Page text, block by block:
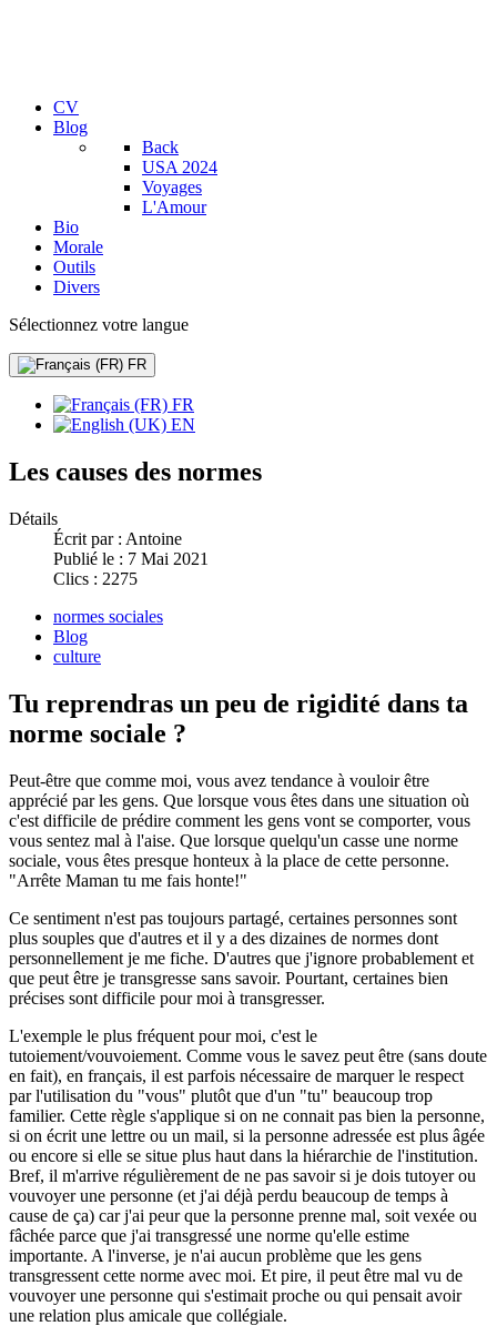
CV
Blog
Back
USA 2024
Voyages
L'Amour
Bio
Morale
Outils
Divers
Sélectionnez votre langue
FR
FR
EN
Les causes des normes
Détails
Écrit par : Antoine
Publié le : 7 Mai 2021
Clics : 2275
normes sociales
Blog
culture
Tu reprendras un peu de rigidité dans ta
norme sociale ?
Peut-être que comme moi, vous avez tendance à vouloir être
apprécié par les gens. Que lorsque vous êtes dans une situation où
c'est difficile de prédire comment les gens vont se comporter, vous
vous sentez mal à l'aise. Que lorsque quelqu'un casse une norme
sociale, vous êtes presque honteux à la place de cette personne.
"Arrête Maman tu me fais honte!"
Ce sentiment n'est pas toujours partagé, certaines personnes sont
plus souples que d'autres et il y a des dizaines de normes dont
personnellement je me fiche. D'autres que j'ignore probablement et
que peut être je transgresse sans savoir. Pourtant, certaines bien
précises sont difficile pour moi à transgresser.
L'exemple le plus fréquent pour moi, c'est le
tutoiement/vouvoiement. Comme vous le savez peut être (sans doute
en fait), en français, il est parfois nécessaire de marquer le respect
par l'utilisation du "vous" plutôt que d'un "tu" beaucoup trop
familier. Cette règle s'applique si on ne connait pas bien la personne,
si on écrit une lettre ou un mail, si la personne adressée est plus âgée
ou encore si elle se situe plus haut dans la hiérarchie de l'institution.
Bref, il m'arrive régulièrement de ne pas savoir si je dois tutoyer ou
vouvoyer une personne (et j'ai déjà perdu beaucoup de temps à
cause de ça) car j'ai peur que la personne prenne mal, soit vexée ou
fâchée parce que j'ai transgressé une norme qu'elle estime
importante. A l'inverse, je n'ai aucun problème que les gens
transgressent cette norme avec moi. Et pire, il peut être mal vu de
vouvoyer une personne qui s'estimait proche ou qui pensait avoir
une relation plus amicale que collégiale.